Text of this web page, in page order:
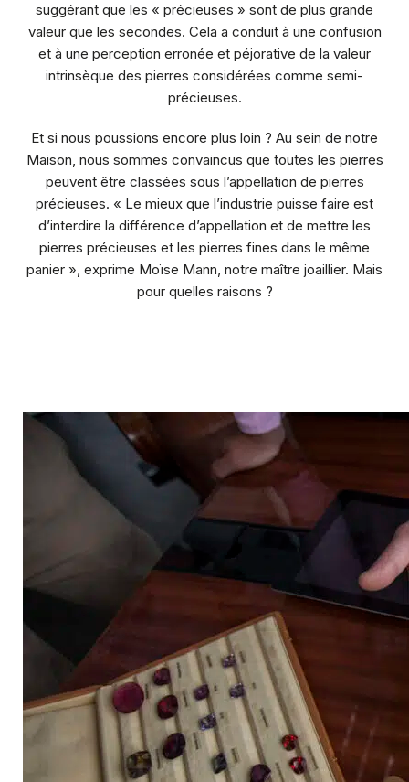
suggérant que les « précieuses » sont de plus grande
valeur que les secondes. Cela a conduit à une confusion
et à une perception erronée et péjorative de la valeur
intrinsèque des pierres considérées comme semi-
précieuses.
Et si nous poussions encore plus loin ? Au sein de notre
Maison, nous sommes convaincus que toutes les pierres
peuvent être classées sous l’appellation de pierres
précieuses. « Le mieux que l’industrie puisse faire est
d’interdire la différence d’appellation et de mettre les
pierres précieuses et les pierres fines dans le même
panier », exprime Moïse Mann, notre maître joaillier. Mais
pour quelles raisons ?